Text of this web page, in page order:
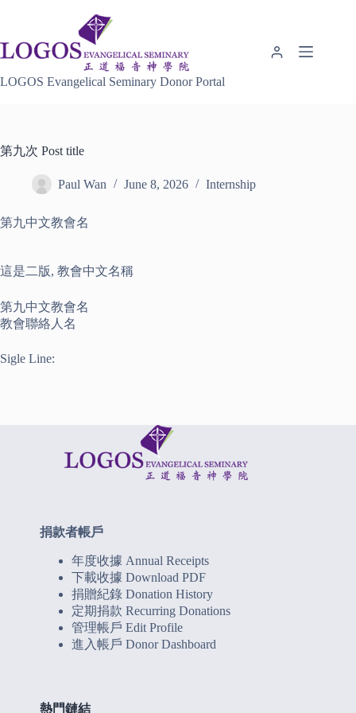
LOGOS Evangelical Seminary Donor Portal
第九次 Post title
Paul Wan June 8, 2026 Internship
第九中文教會名
這是二版, 教會中文名稱
第九中文教會名
教會聯絡人名
Sigle Line:
捐款者帳戶
年度收據 Annual Receipts
下載收據 Download PDF
捐贈紀錄 Donation History
定期捐款 Recurring Donations
管理帳戶 Edit Profile
進入帳戶 Donor Dashboard
熱門鏈結